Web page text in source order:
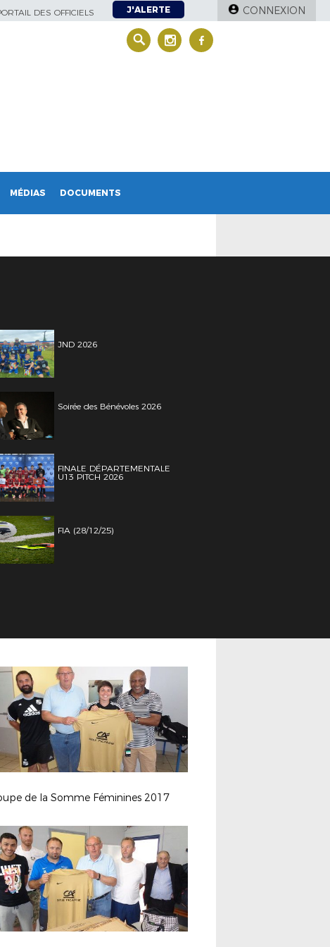
DES OFFICIELS J'ALERTE CONNEXION
MÉDIAS DOCUMENTS
JND 2026
Soirée des Bénévoles 2026
FINALE DÉPARTEMENTALE
U13 PITCH 2026
FIA (28/12/25)
de la Somme Féminines 2017